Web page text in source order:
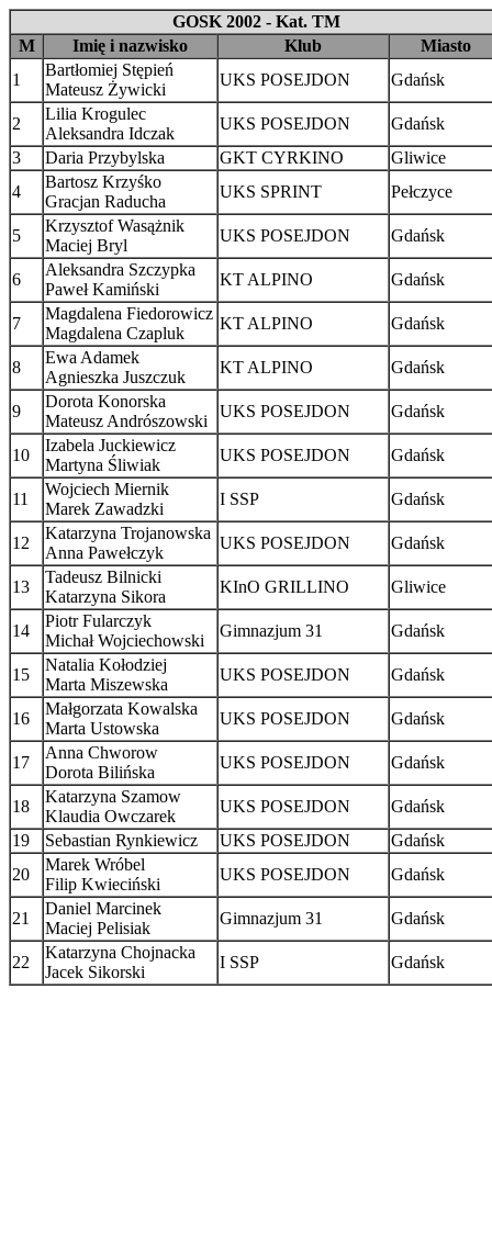
GOSK 2002 - Kat. TM
M
Imię i nazwisko Klub
Miasto
1
Bartłomiej Stępień
Mateusz Żywicki
UKS POSEJDON Gdańsk
2
Lilia Krogulec
Aleksandra Idczak
UKS POSEJDON
Gdańsk
3
Daria Przybylska GKT CYRKINO
Gliwice
4
Bartosz Krzyśko
Gracjan Raducha
UKS SPRINT Pełczyce
5
Krzysztof Wasążnik
Maciej Bryl
UKS POSEJDON Gdańsk
6
Aleksandra Szczypka
Paweł Kamiński
KT ALPINO Gdańsk
7
Magdalena Fiedorowicz
Magdalena Czapluk
KT ALPINO Gdańsk
8
Ewa Adamek
Agnieszka Juszczuk
KT ALPINO Gdańsk
9
Dorota Konorska
Mateusz Andrószowski
UKS POSEJDON Gdańsk
10
Izabela Juckiewicz
Martyna Śliwiak
UKS POSEJDON Gdańsk
11
Wojciech Miernik
Marek Zawadzki
I SSP Gdańsk
12
Katarzyna Trojanowska
Anna Pawełczyk
UKS POSEJDON Gdańsk
13
Tadeusz Bilnicki
Katarzyna Sikora
KInO GRILLINO Gliwice
14
Piotr Fularczyk
Michał Wojciechowski
Gimnazjum 31 Gdańsk
15
Natalia Kołodziej
Marta Miszewska
UKS POSEJDON Gdańsk
16
Małgorzata Kowalska
Marta Ustowska
UKS POSEJDON Gdańsk
17
Anna Chworow
Dorota Bilińska
UKS POSEJDON Gdańsk
18
Katarzyna Szamow
Klaudia Owczarek
UKS POSEJDON
Gdańsk
19
Sebastian Rynkiewicz UKS POSEJDON
Gdańsk
20
Marek Wróbel
Filip Kwieciński
UKS POSEJDON Gdańsk
21
Daniel Marcinek
Maciej Pelisiak
Gimnazjum 31 Gdańsk
22
Katarzyna Chojnacka
Jacek Sikorski
I SSP Gdańsk